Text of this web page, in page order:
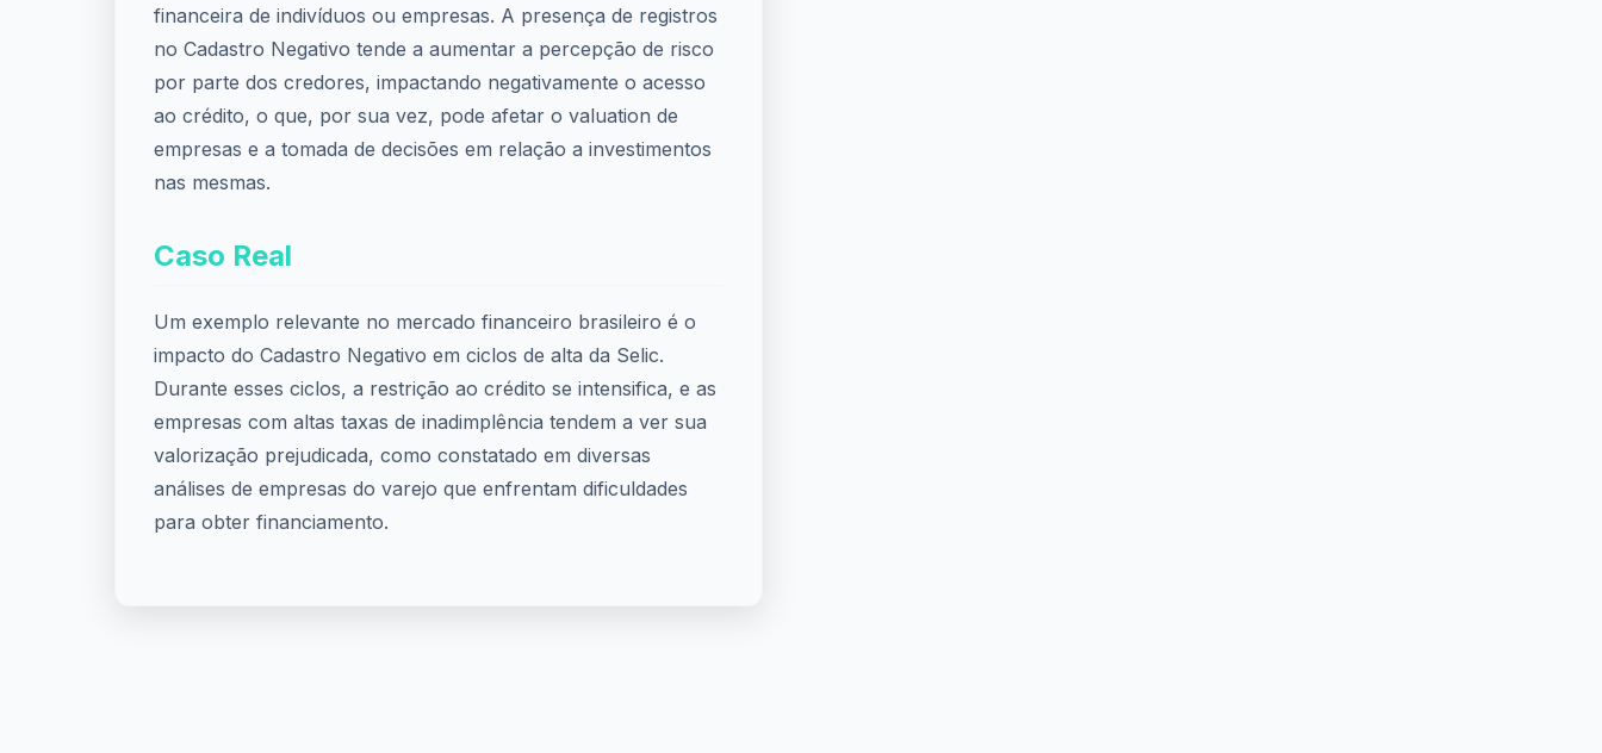
financeira de indivíduos ou empresas. A presença de registros
no Cadastro Negativo tende a aumentar a percepção de risco
por parte dos credores, impactando negativamente o acesso
ao crédito, o que, por sua vez, pode afetar o valuation de
empresas e a tomada de decisões em relação a investimentos
nas mesmas.
Caso Real
Um exemplo relevante no mercado financeiro brasileiro é o
impacto do Cadastro Negativo em ciclos de alta da Selic.
Durante esses ciclos, a restrição ao crédito se intensifica, e as
empresas com altas taxas de inadimplência tendem a ver sua
valorização prejudicada, como constatado em diversas
análises de empresas do varejo que enfrentam dificuldades
para obter financiamento.